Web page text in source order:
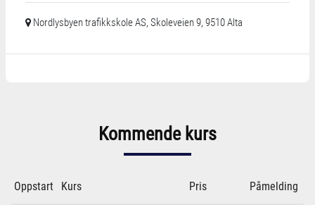
Nordlysbyen trafikkskole AS, Skoleveien 9, 9510 Alta
Kommende kurs
Oppstart Kurs Pris Påmelding